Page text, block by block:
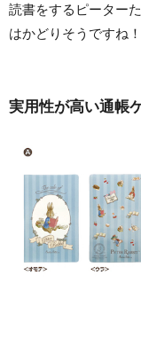
読書をするピーター
はかどりそうですね！
実用性が高い通帳